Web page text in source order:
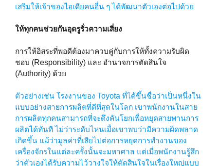
เสริมให้เจ้าของไอเดียคนอื่น ๆ ได้พัฒนาตัวเองต่อไปด้วย
ให้ทุกคนช่วยกันอุดรูรั่วความเสี่ยง
การให้อิสระที่พอดีต้องมาควบคู่กับการให้ทั้งความรับผิด
ชอบ (Responsibility) และ อำนาจการตัดสินใจ
(Authority) ด้วย
ตัวอย่างเช่น โรงงานของ Toyota ที่ได้ขึ้นชื่อว่าเป็นหนึ่งใน
แบบอย่างสายการผลิตที่ดีที่สุดในโลก เขาพนักงานในสาย
การผลิตทุกคนสามารถที่จะดึงคันโยกเพื่อหยุดสายพานการ
ผลิตได้ทันที ไม่ว่าระดับไหนเมื่อเขาพบว่ามีความผิดพลาด
เกิดขึ้น แม้ว่ามูลค่าที่เสียไปต่อการหยุดการทำงานของ
เครื่องจักรในแต่ละครั้งนั้นจะมหาศาล แต่เมื่อพนักงานรู้สึก
ว่าตัวเองได้รับความไว้วางใจให้ตัดสินใจในเรื่องใหญ่แบบ